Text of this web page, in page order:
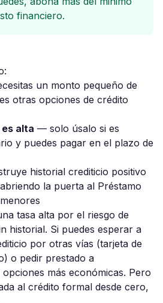
financiero.
un monto pequeño de
otras opciones de crédito
es alta — solo úsalo si es
y puedes pagar en el plazo de
historial crediticio positivo
la puerta al Préstamo
tasa alta por el riesgo de
historial. Si puedes esperar a
por otras vías (tarjeta de
o pedir prestado a
más económicas. Pero
al crédito formal desde cero,